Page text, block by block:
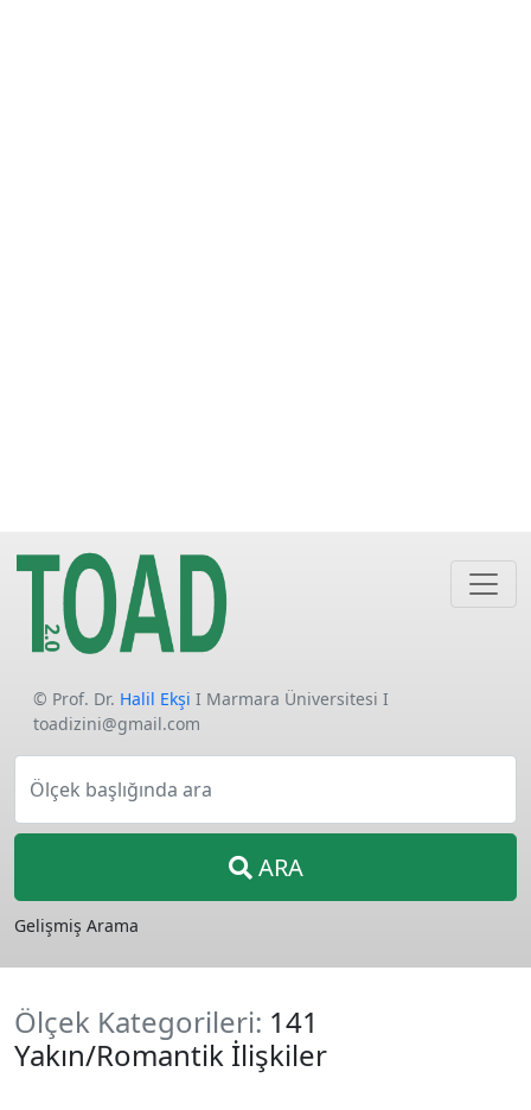
© Prof. Dr. Halil Ekşi I Marmara Üniversitesi I
toadizini@gmail.com
Ölçek başlığında ara
ARA
Gelişmiş Arama
Ölçek Kategorileri: 141
Yakın/Romantik İlişkiler